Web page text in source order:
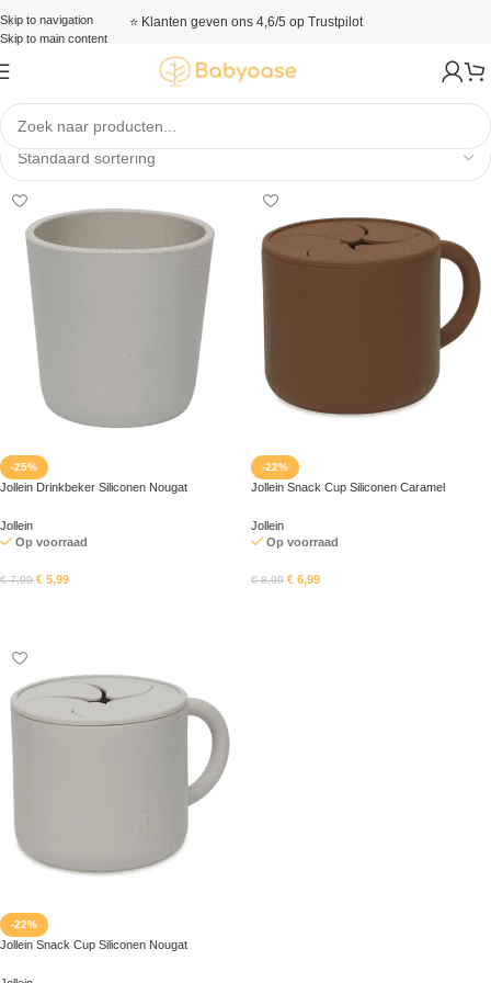
Skip to navigation
Skip to main content
⭐ Klanten geven ons 4,6/5 op Trustpilot
Siliconen
-25%
Jollein Drinkbeker Siliconen Nougat
Jollein
Op voorraad
€7,99 € 5,99
-22%
Jollein Snack Cup Siliconen Caramel
Jollein
Op voorraad
€8,99 € 6,99
-22%
Jollein Snack Cup Siliconen Nougat